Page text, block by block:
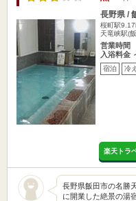
長野県 /
桜町駅
天竜峡駅(
営業時間
入浴料金
宿泊 冷
楽天トラ
長野県飯田市の名勝
に開業した絶景の湯